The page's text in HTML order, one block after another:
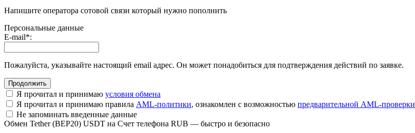
Напишите оператора сотовой связи который нужно пополнить
Персональные данные
E-mail*:
Пожалуйста, указывайте настоящий email адрес. Он может понадобиться для подтверждения действий по заявке.
Я прочитал и принимаю условия обмена
Я прочитал и принимаю правила AML-политики, ознакомлен с возможностью предварительной AML-проверки
Не запоминать введенные данные
Обмен Tether (BEP20) USDT на Счет телефона RUB — быстро и безопасно